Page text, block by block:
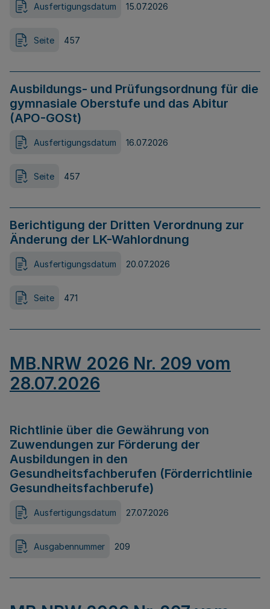
Ausfertigungsdatum 15.07.2026
Seite 457
Ausbildungs- und Prüfungsordnung für die
gymnasiale Oberstufe und das Abitur
(APO-GOSt)
Ausfertigungsdatum 16.07.2026
Seite 457
Berichtigung der Dritten Verordnung zur
Änderung der LK-Wahlordnung
Ausfertigungsdatum 20.07.2026
Seite 471
MB.NRW 2026 Nr. 209 vom
28.07.2026
Richtlinie über die Gewährung von
Zuwendungen zur Förderung der
Ausbildungen in den
Gesundheitsfachberufen (Förderrichtlinie
Gesundheitsfachberufe)
Ausfertigungsdatum 27.07.2026
Ausgabennummer 209